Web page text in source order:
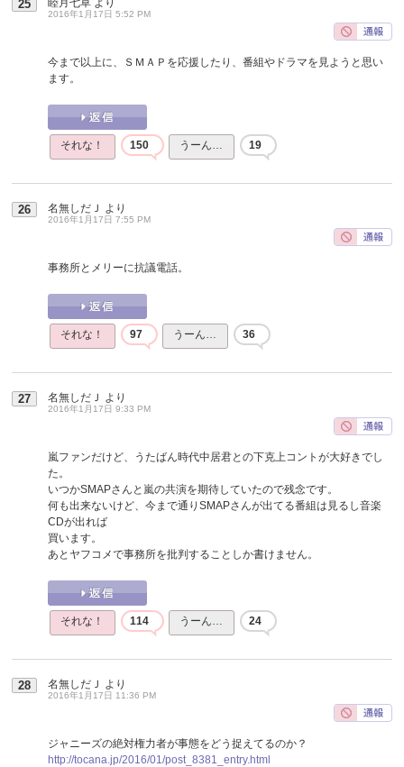
25
2016年1月17日 5:52 PM
今まで以上に、ＳＭＡＰを応援したり、番組やドラマを見ようと思い
ます。
それな！ 150 うーん… 19
26 名無しだＪ より
2016年1月17日 7:55 PM
事務所とメリーに抗議電話。
それな！ 97 うーん… 36
27 名無しだＪ より
2016年1月17日 9:33 PM
嵐ファンだけど、うたばん時代中居君との下克上コントが大好きでし
た。
いつかSMAPさんと嵐の共演を期待していたので残念です。
何も出来ないけど、今まで通りSMAPさんが出てる番組は見るし音楽
CDが出れば
買います。
あとヤフコメで事務所を批判することしか書けません。
それな！ 114 うーん… 24
28 名無しだＪ より
2016年1月17日 11:36 PM
ジャニーズの絶対権力者が事態をどう捉えてるのか？
http://tocana.jp/2016/01/post_8381_entry.html